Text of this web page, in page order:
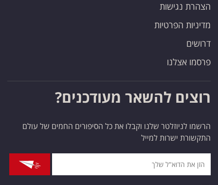
הצהרת נגישות
מדיניות הפרטיות
דרושים
פרסמו אצלנו
רוצים להשאר מעודכנים?
הרשמו לניוזלטר שלנו וקבלו את כל הסיפורים החמים של עולם
התקשורת ישרות למייל